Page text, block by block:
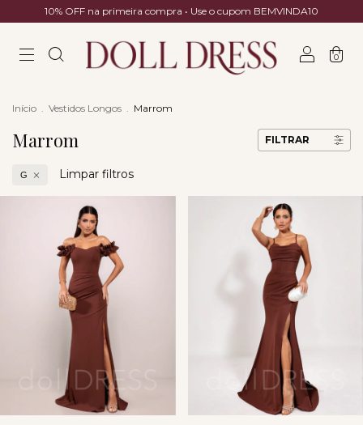
10% OFF na primeira compra • Use o cupom BEMVINDA10
0
Início . Vestidos Longos . Marrom
Marrom FILTRAR
G Limpar filtros